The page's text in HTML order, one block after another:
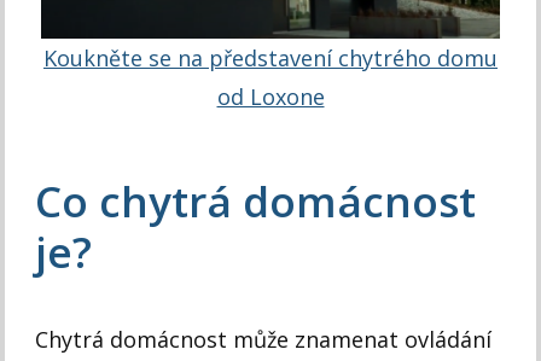
Koukněte se na představení chytrého domu
od Loxone
Co chytrá domácnost
je?
Chytrá domácnost může znamenat ovládání